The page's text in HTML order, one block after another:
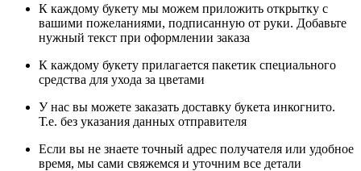
К каждому букету мы можем приложить открытку с
вашими пожеланиями, подписанную от руки. Добавьте
нужный текст при оформлении заказа
К каждому букету прилагается пакетик специального
средства для ухода за цветами
У нас вы можете заказать доставку букета инкогнито.
Т.е. без указания данных отправителя
Если вы не знаете точный адрес получателя или удобное
время, мы сами свяжемся и уточним все детали